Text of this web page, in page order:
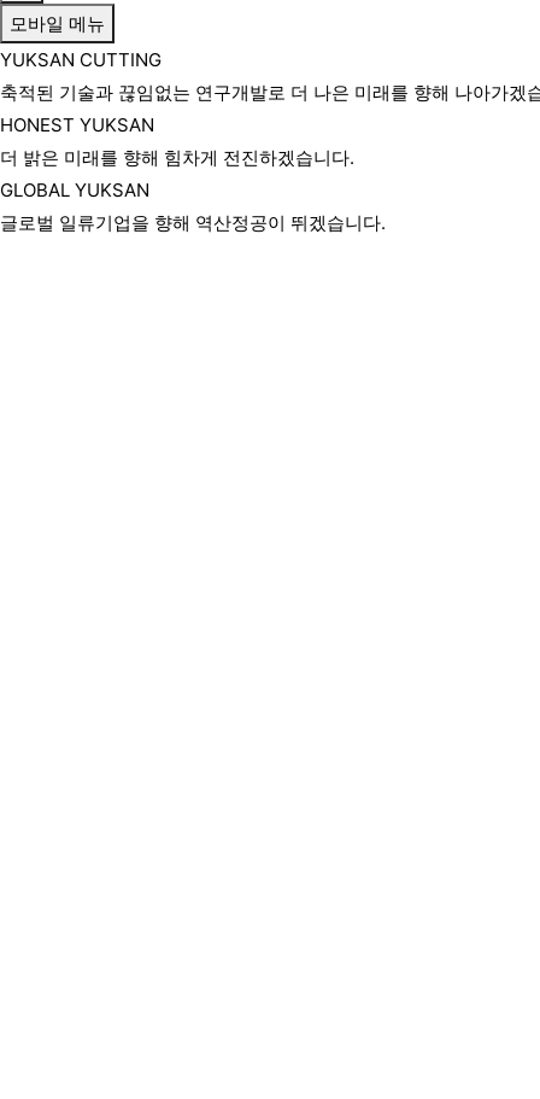
모바일 메뉴
YUKSAN CUTTING
축적된 기술과 끊임없는 연구개발로 더 나은 미래를 향해 나아가겠
HONEST YUKSAN
더 밝은 미래를 향해 힘차게 전진하겠습니다.
GLOBAL YUKSAN
글로벌 일류기업을 향해 역산정공이 뛰겠습니다.